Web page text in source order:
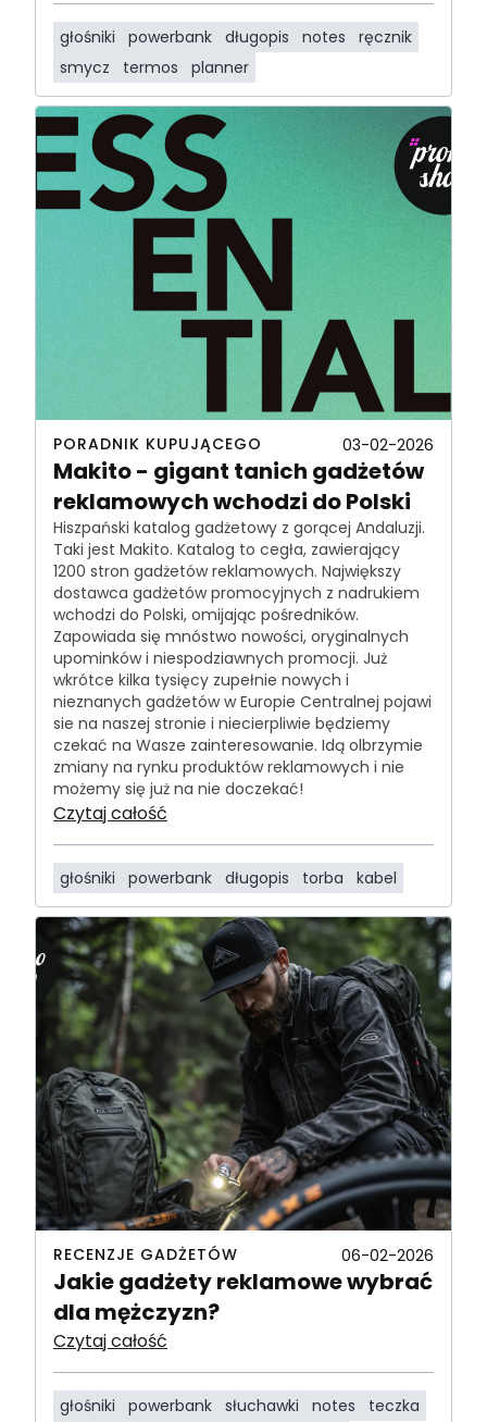
głośniki powerbank długopis notes
ręcznik
smycz
termos planner
PORADNIK KUPUJĄCEGO 03-02-2026
Makito - gigant tanich gadżetów
reklamowych wchodzi do Polski
Hiszpański katalog gadżetowy z gorącej Andaluzji.
Taki jest Makito. Katalog to cegła, zawierający
1200 stron gadżetów reklamowych. Największy
dostawca gadżetów promocyjnych z nadrukiem
wchodzi do Polski, omijając pośredników.
Zapowiada się mnóstwo nowości, oryginalnych
upominków i niespodziawnych promocji. Już
wkrótce kilka tysięcy zupełnie nowych i
nieznanych gadżetów w Europie Centralnej pojawi
sie na naszej stronie i niecierpliwie będziemy
czekać na Wasze zainteresowanie. Idą olbrzymie
zmiany na rynku produktów reklamowych i nie
możemy się już na nie doczekać!
Czytaj całość
głośniki powerbank długopis torba kabel
RECENZJE GADŻETÓW 06-02-2026
Jakie gadżety reklamowe wybrać
dla mężczyzn?
Czytaj całość
głośniki powerbank słuchawki notes
teczka